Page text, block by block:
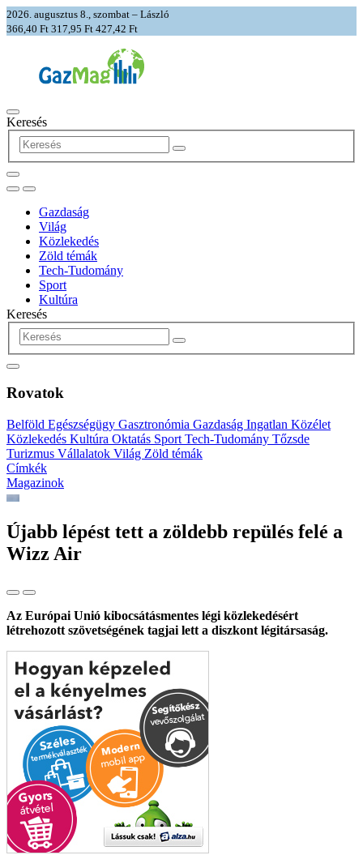
2026. augusztus 8., szombat – László
366,40 Ft 317,95 Ft 427,42 Ft
Keresés
Gazdaság
Világ
Közlekedés
Zöld témák
Tech-Tudomány
Sport
Kultúra
Keresés
Rovatok
Belföld Egészségügy Gasztronómia Gazdaság Ingatlan Közélet
Közlekedés Kultúra Oktatás Sport Tech-Tudomány Tőzsde
Turizmus Vállalatok Világ Zöld témák
Címkék
Magazinok
Újabb lépést tett a zöldebb repülés felé a
Wizz Air
Az Európai Unió kibocsátásmentes légi közlekedésért
létrehozott szövetségének tagjai lett a diszkont légitársaság.